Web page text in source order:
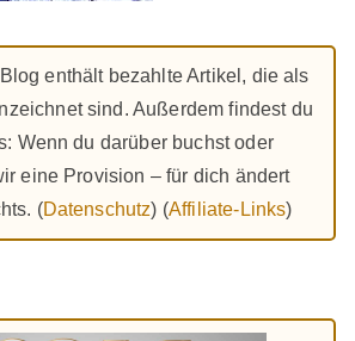
enthält bezahlte Artikel, die als
sind. Außerdem findest du
Wenn du darüber buchst oder
eine Provision – für dich ändert
(Datenschutz) (Affiliate-Links)